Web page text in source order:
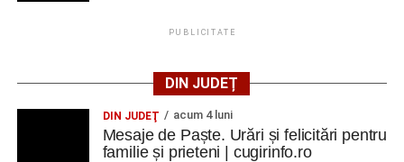
PUBLICITATE
DIN JUDEȚ
DIN JUDEŢ acum 4 luni
Mesaje de Paște. Urări și felicitări pentru
familie și prieteni | cugirinfo.ro